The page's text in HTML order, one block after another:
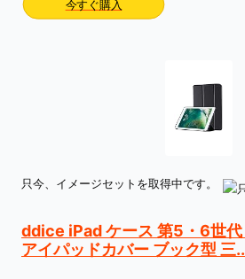
今すぐ購入
只今、イメージセットを取得中です。
ddice iPad ケース 第5・6世
アイパッドカバー ブック型 三